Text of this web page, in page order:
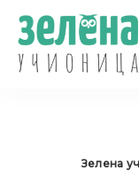
Зелена